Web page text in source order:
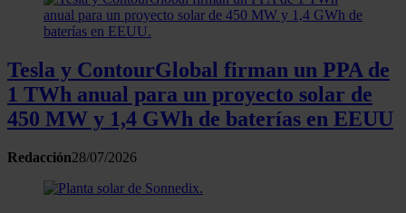
Tesla y ContourGlobal firman un PPA de
1 TWh anual para un proyecto solar de
450 MW y 1,4 GWh de baterías en EEUU
Redacción28/07/2026